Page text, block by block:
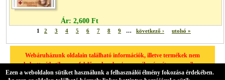
Ár: 2,600 Ft
1 2 3 4 5 6 7 8 9 … következő › utolsó »
Webáruházunk oldalain található információk, illetve termékek nem
helyettesíthetik a megfelelő szakember/orvos véleményét, amennyiben
egészségügyi problémája van, kérjük minden esetben forduljon
Ezen a weboldalon sütiket használunk a felhasználói élmény fokozása érdekében.